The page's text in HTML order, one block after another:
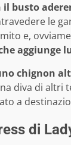
il busto
le
e,
aggiunge
chignon
diva di altri
a
di